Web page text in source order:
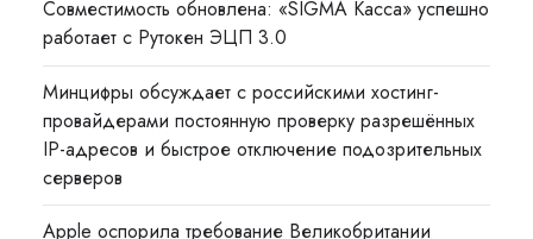
Совместимость обновлена: «SIGMA Касса» успешно
работает с Рутокен ЭЦП 3.0
Минцифры обсуждает с российскими хостинг-
провайдерами постоянную проверку разрешённых
IP-адресов и быстрое отключение подозрительных
серверов
Apple оспорила требование Великобритании